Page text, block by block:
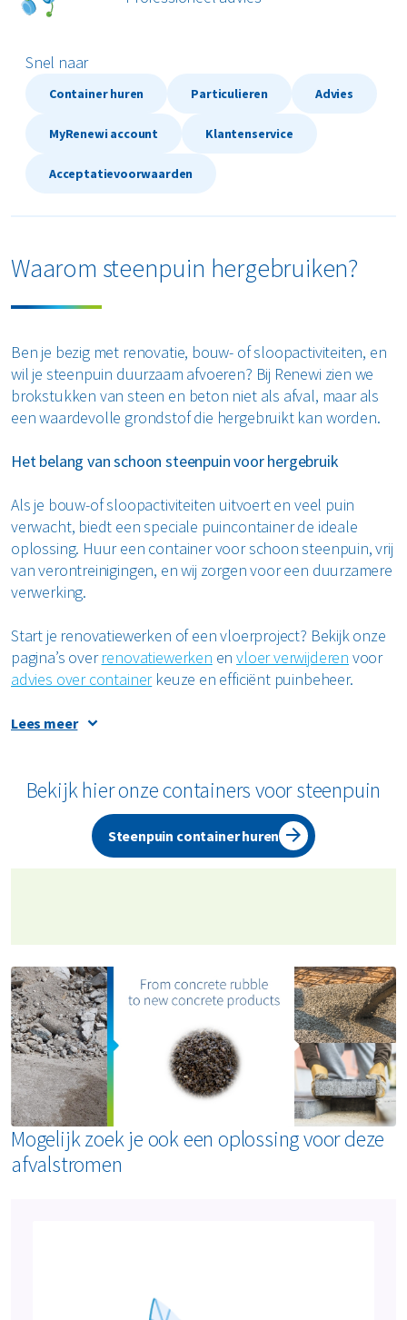
Vertrouwelijk papier
Snel naar
Container huren Particulieren Advies
MyRenewi account Klantenservice
Acceptatievoorwaarden
Waarom steenpuin hergebruiken?
Ben je bezig met renovatie, bouw- of sloopactiviteiten, en
wil je steenpuin duurzaam afvoeren? Bij Renewi zien we
brokstukken van steen en beton niet als afval, maar als
een waardevolle grondstof die hergebruikt kan worden.
Het belang van schoon steenpuin voor hergebruik
Als je bouw-of sloopactiviteiten uitvoert en veel puin
verwacht, biedt een speciale puincontainer de ideale
oplossing. Huur een container voor schoon steenpuin, vrij
van verontreinigingen, en wij zorgen voor een duurzamere
verwerking.
Start je renovatiewerken of een vloerproject? Bekijk onze
pagina’s overrenovatiewerken envloer verwijderen voor
advies over containerkeuze en efficiënt puinbeheer.
Hoe steenpuin wordt verwerkt en hergebruikt
. Wij plaatsen de container op de door jou gewenste
locatie en bieden flexibele verhuuropties. We adviseren je
graag over de juiste oplossing en geven direct een
overzicht van de kosten. Jouw steenpuin wordt op een
efficiënte en milieuvriendelijke manier afgevoerd. Beloofd!
Lees meer
Bekijk hier onze containers voor steenpuin
Steenpuin container huren
Mogelijk zoek je ook een oplossing voor deze
afvalstromen